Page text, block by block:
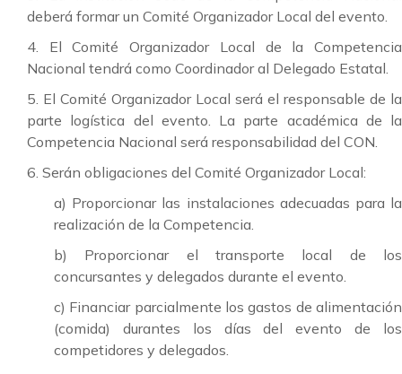
deberá formar un Comité Organizador Local del evento.
4. El Comité Organizador Local de la Competencia
Nacional tendrá como Coordinador al Delegado Estatal.
5. El Comité Organizador Local será el responsable de la
parte logística del evento. La parte académica de la
Competencia Nacional será responsabilidad del CON.
6. Serán obligaciones del Comité Organizador Local:
a) Proporcionar las instalaciones adecuadas para la
realización de la Competencia.
b) Proporcionar el transporte local de los
concursantes y delegados durante el evento.
c) Financiar parcialmente los gastos de alimentación
(comida) durantes los días del evento de los
competidores y delegados.